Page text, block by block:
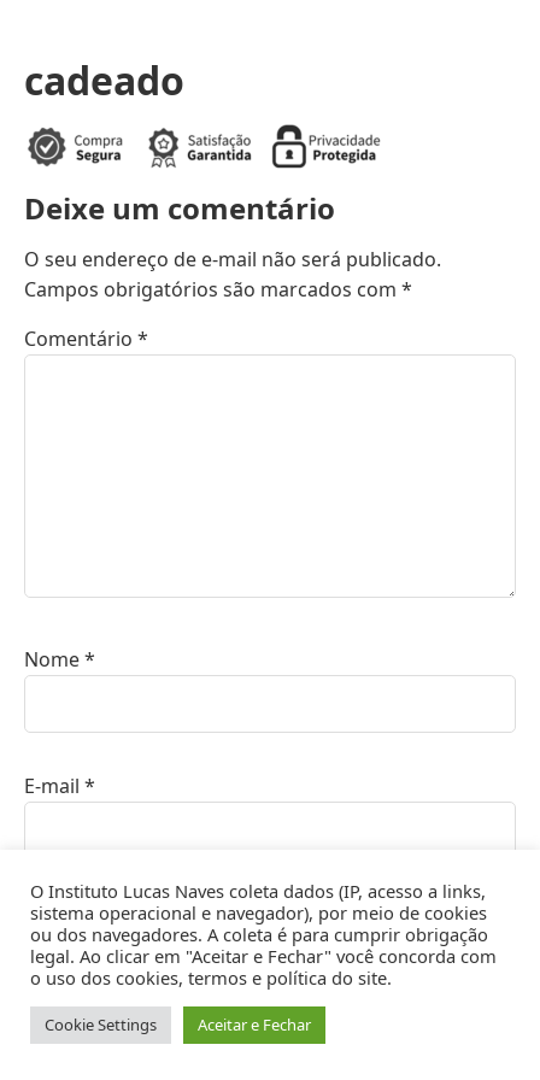
cadeado
Deixe um comentário
O seu endereço de e-mail não será publicado.
Campos obrigatórios são marcados com *
Comentário *
Nome*
E-mail *
Site
O Instituto Lucas Naves coleta dados (IP, acesso a links,
sistema operacional e navegador), por meio de cookies
ou dos navegadores. A coleta é para cumprir obrigação
legal. Ao clicar em "Aceitar e Fechar" você concorda com
o uso dos cookies, termos e política do site.
Cookie Settings Aceitar e Fechar